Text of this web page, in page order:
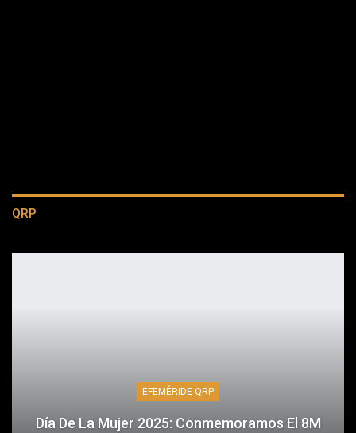
QRP
EFEMÉRIDE QRP
Día De La Mujer 2025: Conmemoramos El 8M